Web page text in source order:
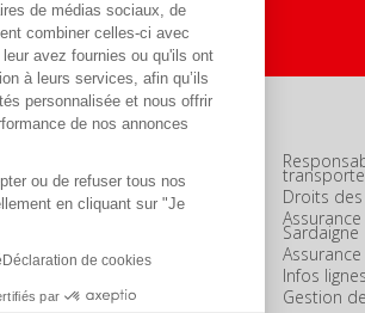
de médias sociaux, de
combiner celles-ci avec
avez fournies ou qu'ils ont
à leurs services, afin qu’ils
personnalisée et nous offrir
de nos annonces
ou de refuser tous nos
en cliquant sur "Je
Déclaration de cookies
par
acceptés
Droits
Sardaigne
Infos
Gestion